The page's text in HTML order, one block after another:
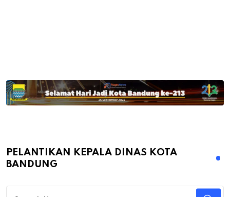
PELANTIKAN KEPALA DINAS KOTA
BANDUNG